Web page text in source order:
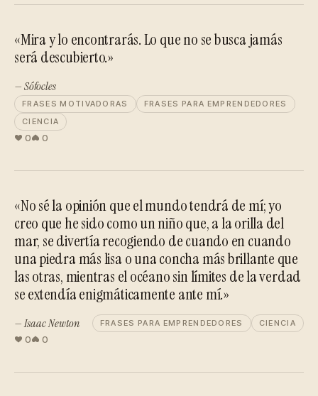
«Mira y lo encontrarás. Lo que no se busca jamás
será descubierto.»
— Sófocles
FRASES MOTIVADORAS
FRASES PARA EMPRENDEDORES
CIENCIA
0 0
«No sé la opinión que el mundo tendrá de mí; yo
creo que he sido como un niño que, a la orilla del
mar, se divertía recogiendo de cuando en cuando
una piedra más lisa o una concha más brillante que
las otras, mientras el océano sin límites de la verdad
se extendía enigmáticamente ante mí.»
— Isaac Newton FRASES PARA EMPRENDEDORES CIENCIA
0 0